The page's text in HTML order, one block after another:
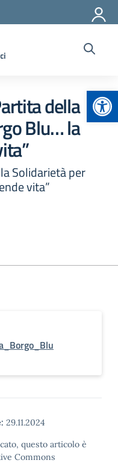
della
Blu… la
Solidarietà per
vita”
29.11.2024
questo articolo è
Commons